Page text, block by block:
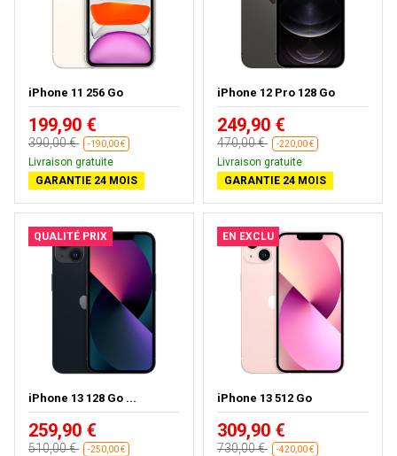
iPhone 11 256 Go
199,90 €
390,00 € -190,00 €
Livraison gratuite
GARANTIE 24 MOIS
iPhone 12 Pro 128 Go
249,90 €
470,00 € -220,00 €
Livraison gratuite
GARANTIE 24 MOIS
QUALITÉ PRIX
iPhone 13 128 Go ...
259,90 €
510,00 € -250,00 €
EN EXCLU
iPhone 13 512 Go
309,90 €
730,00 € -420,00 €